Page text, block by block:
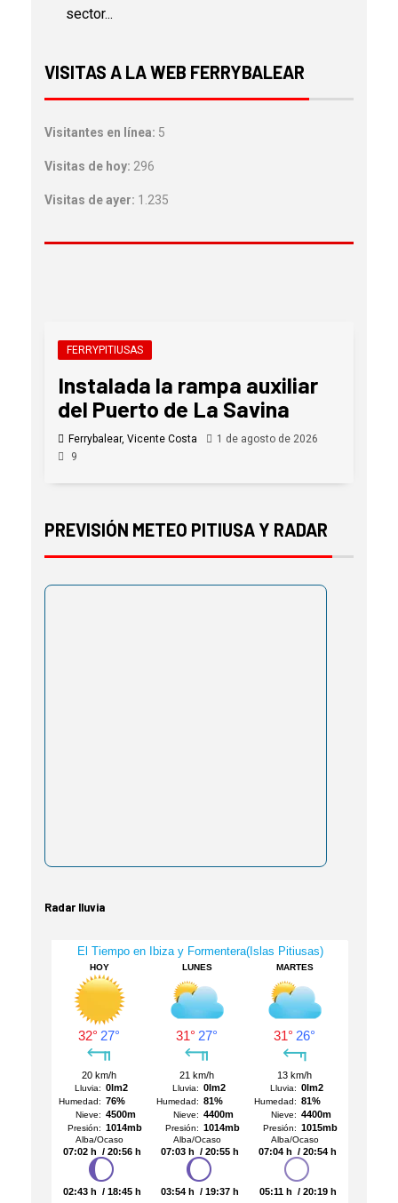
sector...
VISITAS A LA WEB FERRYBALEAR
Visitantes en línea: 5
Visitas de hoy: 296
Visitas de ayer: 1.235
FERRYPITIUSAS
Instalada la rampa auxiliar
del Puerto de La Savina
Ferrybalear, Vicente Costa
1 de agosto de 2026
9
PREVISIÓN METEO PITIUSA Y RADAR
Radar lluvia